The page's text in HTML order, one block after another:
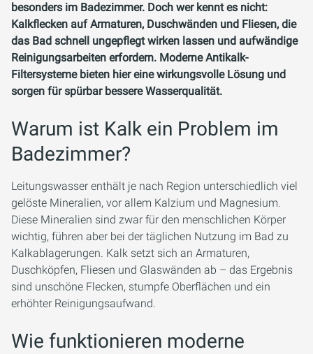
besonders im Badezimmer. Doch wer kennt es nicht:
Kalkflecken auf Armaturen, Duschwänden und Fliesen, die
das Bad schnell ungepflegt wirken lassen und aufwändige
Reinigungsarbeiten erfordern. Moderne Antikalk-
Filtersysteme bieten hier eine wirkungsvolle Lösung und
sorgen für spürbar bessere Wasserqualität.
Warum ist Kalk ein Problem im
Badezimmer?
Leitungswasser enthält je nach Region unterschiedlich viel
gelöste Mineralien, vor allem Kalzium und Magnesium.
Diese Mineralien sind zwar für den menschlichen Körper
wichtig, führen aber bei der täglichen Nutzung im Bad zu
Kalkablagerungen. Kalk setzt sich an Armaturen,
Duschköpfen, Fliesen und Glaswänden ab – das Ergebnis
sind unschöne Flecken, stumpfe Oberflächen und ein
erhöhter Reinigungsaufwand.
Wie funktionieren moderne